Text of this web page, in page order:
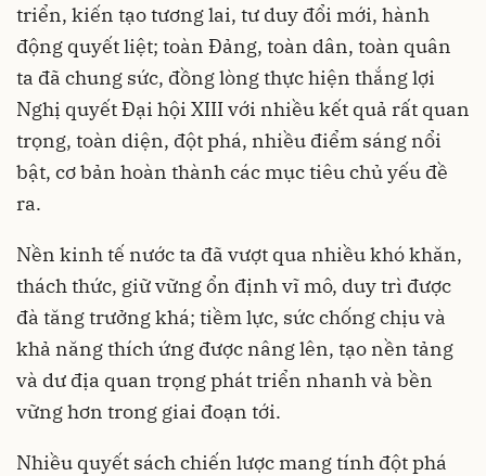
triển, kiến tạo tương lai, tư duy đổi mới, hành
động quyết liệt; toàn Đảng, toàn dân, toàn quân
ta đã chung sức, đồng lòng thực hiện thắng lợi
Nghị quyết Đại hội XIII với nhiều kết quả rất quan
trọng, toàn diện, đột phá, nhiều điểm sáng nổi
bật, cơ bản hoàn thành các mục tiêu chủ yếu đề
ra.
Nền kinh tế nước ta đã vượt qua nhiều khó khăn,
thách thức, giữ vững ổn định vĩ mô, duy trì được
đà tăng trưởng khá; tiềm lực, sức chống chịu và
khả năng thích ứng được nâng lên, tạo nền tảng
và dư địa quan trọng phát triển nhanh và bền
vững hơn trong giai đoạn tới.
Nhiều quyết sách chiến lược mang tính đột phá